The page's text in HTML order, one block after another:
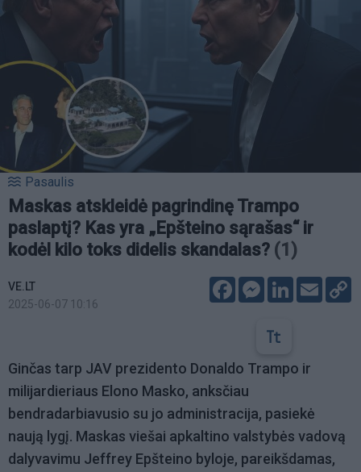
Pasaulis
Maskas atskleidė pagrindinę Trampo
paslaptį? Kas yra „Epšteino sąrašas“ ir
kodėl kilo toks didelis skandalas? (1)
VE.LT
2025-06-07 10:16
FacebookMessenger
LinkedIn
Email
Ginčas tarp JAV prezidento Donaldo Trampo ir
milijardieriaus Elono Masko, anksčiau
bendradarbiavusio su jo administracija, pasiekė
naują lygį. Maskas viešai apkaltino valstybės vadovą
dalyvavimu Jeffrey Epšteino byloje, pareikšdamas,